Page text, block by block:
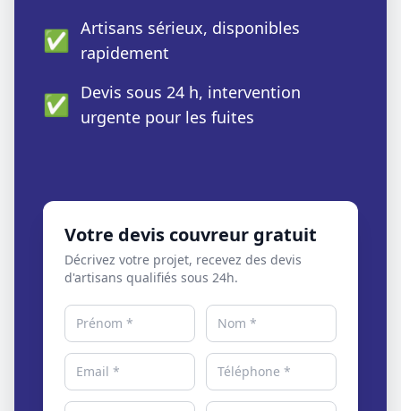
✅ Artisans sérieux, disponibles
rapidement
✅ Devis sous 24 h, intervention
urgente pour les fuites
Votre devis couvreur gratuit
Décrivez votre projet, recevez des devis
d'artisans qualifiés sous 24h.